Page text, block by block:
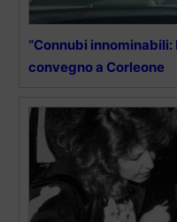
“Connubi innominabili:
convegno a Corleone